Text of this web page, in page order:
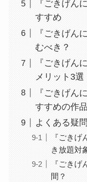
『ごきげん
すすめ
『ごきげん
むべき？
『ごきげん
メリット3選
『ごきげん
すすめの作品
よくある疑問
『ごき
き放題対
『ごき
間？